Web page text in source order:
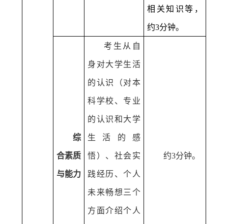
相关知识等，
约3分钟。
综
合素质
与能力
考生从自
身对大学生活
的认识（对本
科学校、专业
的认识和大学
生活的感
悟）、社会实
践经历、个人
未来畅想三个
方面介绍个人
约3分钟。